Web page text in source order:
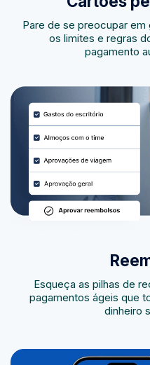
Pare de se preocupar
os limites e regras
pagamento
Esqueça as pilhas de
pagamentos ágeis que
dinheiro